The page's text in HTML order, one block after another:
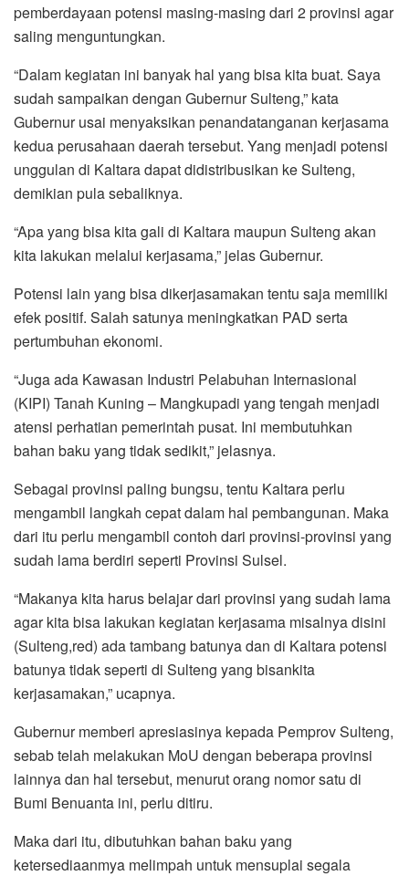
pemberdayaan potensi masing-masing dari 2 provinsi agar
saling menguntungkan.
“Dalam kegiatan ini banyak hal yang bisa kita buat. Saya
sudah sampaikan dengan Gubernur Sulteng,” kata
Gubernur usai menyaksikan penandatanganan kerjasama
kedua perusahaan daerah tersebut. Yang menjadi potensi
unggulan di Kaltara dapat didistribusikan ke Sulteng,
demikian pula sebaliknya.
“Apa yang bisa kita gali di Kaltara maupun Sulteng akan
kita lakukan melalui kerjasama,” jelas Gubernur.
Potensi lain yang bisa dikerjasamakan tentu saja memiliki
efek positif. Salah satunya meningkatkan PAD serta
pertumbuhan ekonomi.
“Juga ada Kawasan Industri Pelabuhan Internasional
(KIPI) Tanah Kuning – Mangkupadi yang tengah menjadi
atensi perhatian pemerintah pusat. Ini membutuhkan
bahan baku yang tidak sedikit,” jelasnya.
Sebagai provinsi paling bungsu, tentu Kaltara perlu
mengambil langkah cepat dalam hal pembangunan. Maka
dari itu perlu mengambil contoh dari provinsi-provinsi yang
sudah lama berdiri seperti Provinsi Sulsel.
“Makanya kita harus belajar dari provinsi yang sudah lama
agar kita bisa lakukan kegiatan kerjasama misalnya disini
(Sulteng,red) ada tambang batunya dan di Kaltara potensi
batunya tidak seperti di Sulteng yang bisankita
kerjasamakan,” ucapnya.
Gubernur memberi apresiasinya kepada Pemprov Sulteng,
sebab telah melakukan MoU dengan beberapa provinsi
lainnya dan hal tersebut, menurut orang nomor satu di
Bumi Benuanta ini, perlu ditiru.
Maka dari itu, dibutuhkan bahan baku yang
ketersediaanmya melimpah untuk mensuplai segala